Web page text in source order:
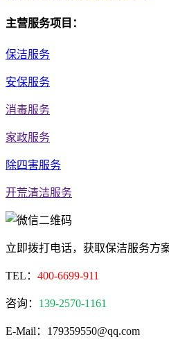
主营服务项目：
保洁服务
安保服务
消毒服务
家政服务
除四害服务
开荒清洁服务
立即拨打电话，获取保洁服务方
TEL： 400-6699-911
咨询： 139-2570-1161
E-Mail：179359550@qq.com